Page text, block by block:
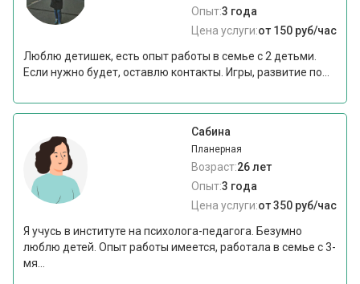
Опыт:3 года
Цена услуги:от 150 руб/час
Люблю детишек, есть опыт работы в семье с 2 детьми.
Если нужно будет, оставлю контакты. Игры, развитие по...
Сабина
Планерная
Возраст:26 лет
Опыт:3 года
Цена услуги:от 350 руб/час
Я учусь в институте на психолога-педагога. Безумно
люблю детей. Опыт работы имеется, работала в семье с 3-
мя...